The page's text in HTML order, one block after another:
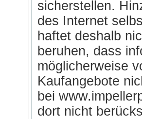
sicherstellen.
des Internet
haftet deshalb
beruhen, dass
möglicherweise
Kaufangebote
bei
dort nicht